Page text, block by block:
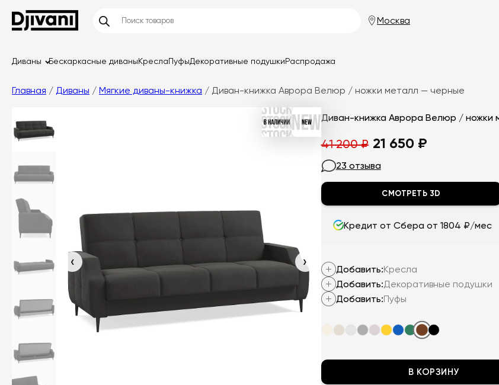
Москва
Диваны Бескаркасные диваныКреслаПуфыДекоративные подушкиРаспродажа
Главная / Диваны / Мягкие диваны-книжка / Диван-книжка Аврора Велюр / ножки металл — черные
‹ ›
41 200₽ Первоначальная
цена
составляла
41
200
21 650 ₽Текущая
21
650
₽.
23 отзыва
СМОТРЕТЬ 3D
Кредит от Сбера от 1804 ₽/мес
Добавить:Кресла
Добавить:Декоративные подушки
Добавить:Пуфы
В КОРЗИНУ